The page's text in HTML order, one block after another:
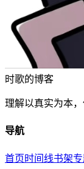
时歌的博客
理解以真实为本
导航
首页时间线书架